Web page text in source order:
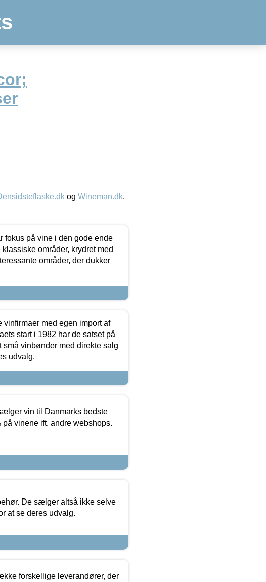
og Wineman.dk,
fokus på vine i den gode ende
områder, krydret med
områder, der dukker
med egen import af
start i 1982 har de satset på
vinbønder med direkte salg
udvalg.
vin til Danmarks bedste
vinene ift. andre webshops.
De sælger altså ikke selve
at se deres udvalg.
forskellige leverandører, der